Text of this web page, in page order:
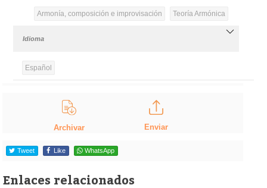
Armonía, composición e improvisación Teoría Armónica
Idioma
Español
Archivar Enviar
Tweet Like WhatsApp
Enlaces relacionados